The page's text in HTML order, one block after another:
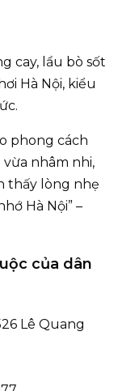
cay, lẩu bò sốt
Hà Nội, kiểu
phong cách
nhâm nhi,
thấy lòng nhẹ
Hà Nội” –
của dân
Lê Quang